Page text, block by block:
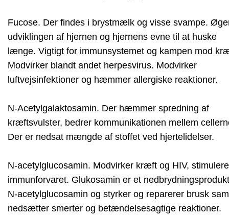
Fucose. Der findes i brystmælk og visse svampe.
udviklingen af hjernen og hjernens evne til at huske
længe. Vigtigt for immunsystemet og kampen mod
Modvirker blandt andet herpesvirus. Modvirker
luftvejsinfektioner og hæmmer allergiske reaktioner.
N-Acetylgalaktosamin. Der hæmmer spredning af
kræftsvulster, bedrer kommunikationen mellem
Der er nedsat mængde af stoffet ved hjertelidelser.
N-acetylglucosamin. Modvirker kræft og HIV,
immunforvaret. Glukosamin er et
N-acetylglucosamin og styrker og reparerer brusk
nedsætter smerter og betændelsesagtige reaktioner.